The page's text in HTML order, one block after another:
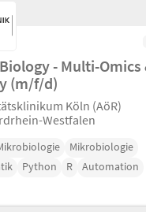
- Multi-Omics
(m/f/d)
Köln (AöR)
Westfalen
Mikrobiologie
Python R Automation